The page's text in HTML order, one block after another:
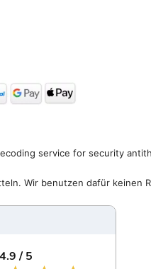
service for security
Wir benutzen dafür keinen
4.9 / 5